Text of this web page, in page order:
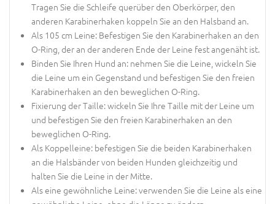
Tragen Sie die Schleife querüber den Oberkörper, den
anderen Karabinerhaken koppeln Sie an den Halsband an.
Als 105 cm Leine: Befestigen Sie den Karabinerhaken an den
O-Ring, der an der anderen Ende der Leine fest angenäht ist.
Binden Sie Ihren Hund an: nehmen Sie die Leine, wickeln Sie
die Leine um ein Gegenstand und befestigen Sie den freien
Karabinerhaken an den beweglichen O-Ring.
Fixierung der Taille: wickeln Sie Ihre Taille mit der Leine um
und befestigen Sie den freien Karabinerhaken an den
beweglichen O-Ring.
Als Koppelleine: befestigen Sie die beiden Karabinerhaken
an die Halsbänder von beiden Hunden gleichzeitig und
halten Sie die Leine in der Mitte.
Als eine gewöhnliche Leine: verwenden Sie die Leine als eine